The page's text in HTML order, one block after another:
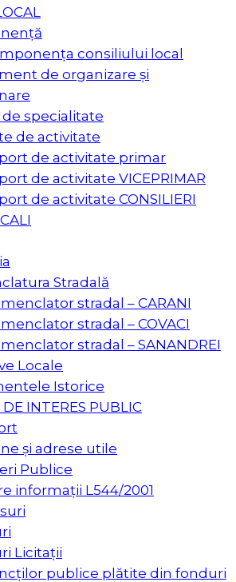
consiliului local
de organizare și
de specialitate
de activitate
de activitate primar
de activitate VICEPRIMAR
de activitate CONSILIERI
Stradală
stradal – CARANI
stradal – COVACI
stradal – SANANDREI
Locale
Istorice
INTERES PUBLIC
și adrese utile
Publice
informații L544/2001
Licitații
publice plătite din fonduri